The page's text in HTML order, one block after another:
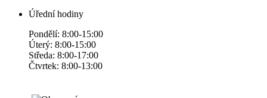
Úřední hodiny
Pondělí: 8:00-15:00
Úterý: 8:00-15:00
Středa: 8:00-17:00
Čtvrtek: 8:00-13:00